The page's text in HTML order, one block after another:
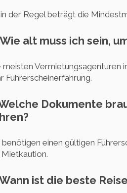
der Regel beträgt die
alt muss ich sein,
meisten Vermietungsagenturen
Führerscheinerfahrung.
Dokumente
benötigen einen gültigen
ist die beste